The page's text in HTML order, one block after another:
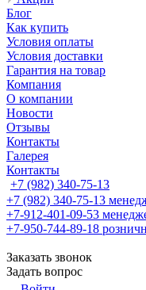
Блог
Как купить
Условия оплаты
Условия доставки
Гарантия на товар
Компания
О компании
Новости
Отзывы
Контакты
Галерея
Контакты
+7 (982) 340-75-13
+7 (982) 340-75-13
+7-912-401-09-53
+7-950-744-89-18
Заказать звонок
Задать вопрос